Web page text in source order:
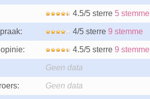
4.5/5 sterre 5 stemme
4/5 sterre 9 stemme
4.5/5 sterre 9 stemme
Geen data
Geen data